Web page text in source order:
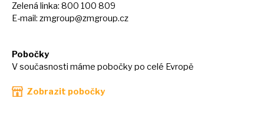
Zelená linka: 800 100 809
E-mail: zmgroup@zmgroup.cz
Pobočky
V současnosti máme pobočky po celé Evropě
Zobrazit pobočky